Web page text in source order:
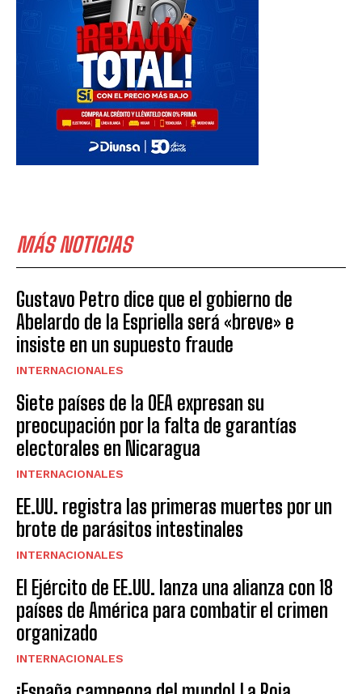
MÁS NOTICIAS
Gustavo Petro dice que el gobierno de
Abelardo de la Espriella será «breve» e
insiste en un supuesto fraude
INTERNACIONALES
Siete países de la OEA expresan su
preocupación por la falta de garantías
electorales en Nicaragua
INTERNACIONALES
EE.UU. registra las primeras muertes por un
brote de parásitos intestinales
INTERNACIONALES
El Ejército de EE.UU. lanza una alianza con 18
países de América para combatir el crimen
organizado
INTERNACIONALES